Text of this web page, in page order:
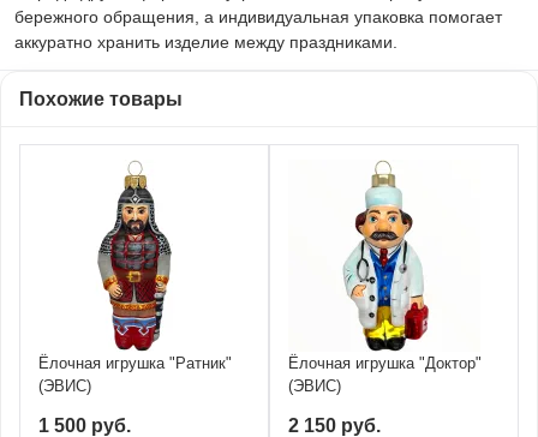
бережного обращения, а индивидуальная упаковка помогает
аккуратно хранить изделие между праздниками.
Похожие товары
Ёлочная игрушка "Ратник"
(ЭВИС)
1 500 руб.
Ёлочная игрушка "Доктор"
(ЭВИС)
2 150 руб.